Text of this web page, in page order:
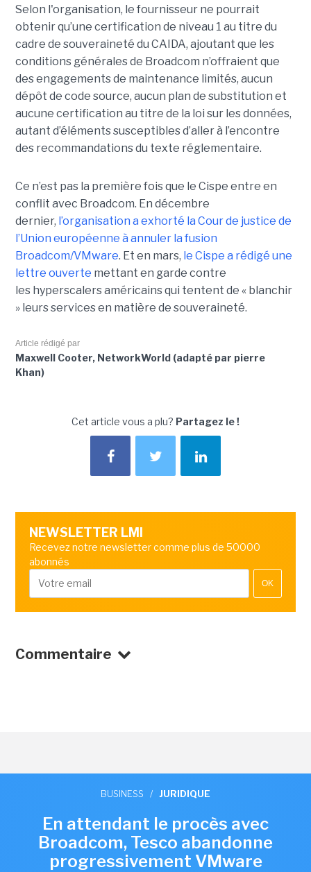
Selon l'organisation, le fournisseur ne pourrait
obtenir qu’une certification de niveau 1 au titre du
cadre de souveraineté du CAIDA, ajoutant que les
conditions générales de Broadcom n’offraient que
des engagements de maintenance limités, aucun
dépôt de code source, aucun plan de substitution et
aucune certification au titre de la loi sur les données,
autant d’éléments susceptibles d’aller à l’encontre
des recommandations du texte réglementaire.
Ce n’est pas la première fois que le Cispe entre en
conflit avec Broadcom. En décembre
dernier, l’organisation a exhorté la Cour de justice de
l’Union européenne à annuler la fusion
Broadcom/VMware. Et en mars, le Cispe a rédigé une
lettre ouverte mettant en garde contre
les hyperscalers américains qui tentent de « blanchir
» leurs services en matière de souveraineté.
Article rédigé par
Maxwell Cooter, NetworkWorld (adapté par pierre
Khan)
Cet article vous a plu? Partagez le !
NEWSLETTER LMI
Recevez notre newsletter comme plus de 50000
abonnés
OK
Commentaire
BUSINESS / JURIDIQUE
En attendant le procès avec
Broadcom, Tesco abandonne
progressivement VMware